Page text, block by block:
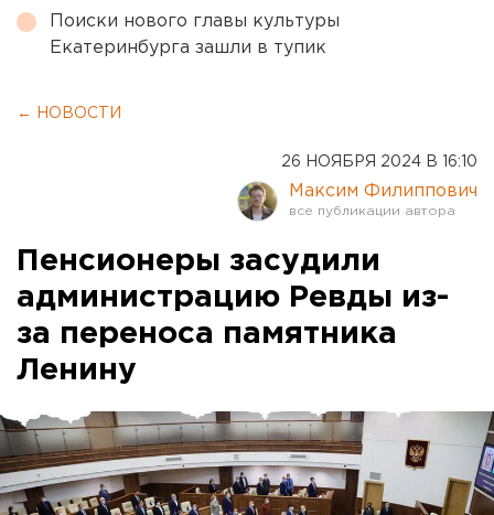
Поиски нового главы культуры
Екатеринбурга зашли в тупик
← НОВОСТИ
26 НОЯБРЯ 2024 В 16:10
Максим Филиппович
Пенсионеры засудили
администрацию Ревды из-
за переноса памятника
Ленину